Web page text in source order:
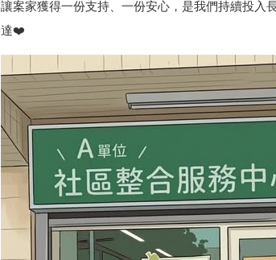
讓案家獲得一份支持、一份安心，是我們持續投入
達❤️